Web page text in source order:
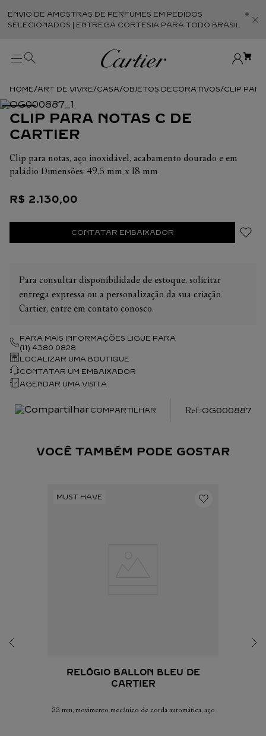
ENVIO DE AMOSTRAS DE PERFUMES EM PEDIDOS
SELECIONADOS | ENTREGA CORTESIA PARA TODO BRASIL
ART DE VIVRE CASA OBJETOS DECORATIVOS CLIP
CLIP PARA NOTAS C DE
CARTIER
Clip para notas, aço inoxidável, acabamento dourado e em
paládio Dimensões: 49,5 mm x 18 mm
R$ 2.130,00
CONTATAR EMBAIXADOR
Para consultar disponibilidade de estoque, solicitar
entrega expressa ou a personalização da sua criação
Cartier, entre em contato conosco.
PARA MAIS INFORMAÇÕES LIGUE PARA
(11) 4380 0828
LOCALIZAR UMA BOUTIQUE
CONTATAR UM EMBAIXADOR
AGENDAR UMA VISITA
COMPARTILHAR :OG000887
VOCÊ TAMBÉM PODE GOSTAR
RELÓGIO BALLON BLEU DE
CARTIER
33 mm, movimento mecânico de corda automática, aço